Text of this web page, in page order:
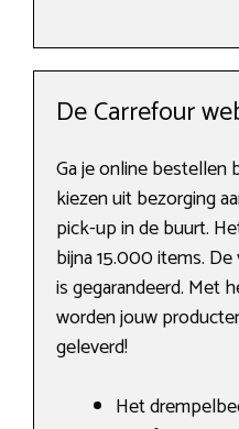
De Carrefour
Ga je online bestellen
kiezen uit bezorging
pick-up in de buurt.
bijna 15.000 items.
is gegarandeerd. Met
worden jouw
geleverd!
Het